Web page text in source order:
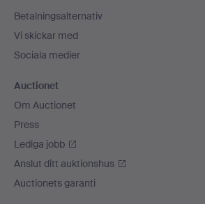
Betalningsalternativ
Vi skickar med
Sociala medier
Auctionet
Om Auctionet
Press
Lediga jobb
Anslut ditt auktionshus
Auctionets garanti